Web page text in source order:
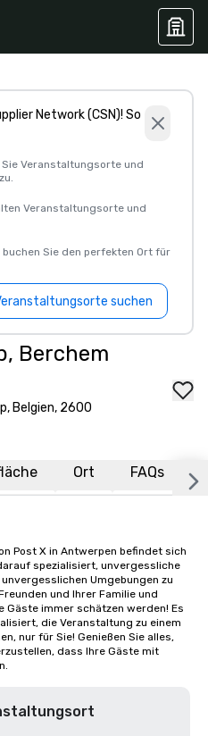
Network (CSN)! So
Veranstaltungsorte und
Veranstaltungsorte und
Sie den perfekten Ort für
suchen
Berchem
Belgien, 2600
Ort FAQs
Post X in Antwerpen befindet sich
spezialisiert, unvergessliche
Umgebungen zu
und Ihrer Familie und
Gäste immer schätzen werden! Es
die Veranstaltung zu einem
nur für Sie! Genießen Sie alles,
dass Ihre Gäste mit